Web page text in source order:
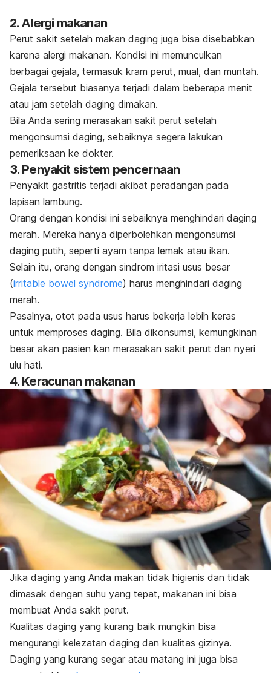
2. Alergi makanan
Perut sakit setelah makan daging juga bisa disebabkan
karena alergi makanan. Kondisi ini memunculkan
berbagai gejala, termasuk kram perut, mual, dan muntah.
Gejala tersebut biasanya terjadi dalam beberapa menit
atau jam setelah daging dimakan.
Bila Anda sering merasakan sakit perut setelah
mengonsumsi daging, sebaiknya segera lakukan
pemeriksaan ke dokter.
3. Penyakit sistem pencernaan
Penyakit gastritis terjadi akibat peradangan pada
lapisan lambung.
Orang dengan kondisi ini sebaiknya menghindari daging
merah. Mereka hanya diperbolehkan mengonsumsi
daging putih, seperti ayam tanpa lemak atau ikan.
Selain itu, orang dengan sindrom iritasi usus besar
(irritable bowel syndrome) harus menghindari daging
merah.
Pasalnya, otot pada usus harus bekerja lebih keras
untuk memproses daging. Bila dikonsumsi, kemungkinan
besar akan pasien kan merasakan sakit perut dan nyeri
ulu hati.
4. Keracunan makanan
Jika daging yang Anda makan tidak higienis dan tidak
dimasak dengan suhu yang tepat, makanan ini bisa
membuat Anda sakit perut.
Kualitas daging yang kurang baik mungkin bisa
mengurangi kelezatan daging dan kualitas gizinya.
Daging yang kurang segar atau matang ini juga bisa